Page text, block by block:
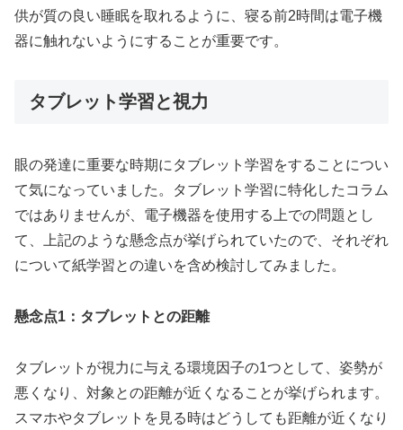
供が質の良い睡眠を取れるように、寝る前2時間は電子機
器に触れないようにすることが重要です。
タブレット学習と視力
眼の発達に重要な時期にタブレット学習をすることについ
て気になっていました。タブレット学習に特化したコラム
ではありませんが、電子機器を使用する上での問題とし
て、上記のような懸念点が挙げられていたので、それぞれ
について紙学習との違いを含め検討してみました。
懸念点1：タブレットとの距離
タブレットが視力に与える環境因子の1つとして、姿勢が
悪くなり、対象との距離が近くなることが挙げられます。
スマホやタブレットを見る時はどうしても距離が近くなり